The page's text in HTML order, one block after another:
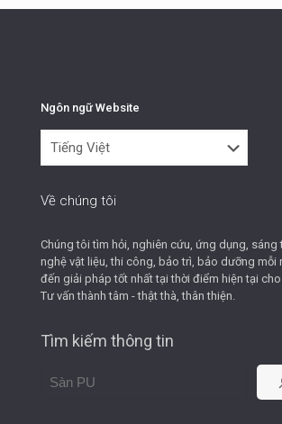
Ngôn ngữ Website
ngữ
Về chúng tôi
Chúng tôi tìm hỏi, nghiên cứu, ứng dụng, sáng
nghệ vật liệu, thi công, bảo trì, bảo dưỡng mỗi
đến giải pháp tốt nhất tại thời điểm hiện tại cho
Tư vấn thành tâm - thật thà, thân thiện.
Tìm kiếm thông tin